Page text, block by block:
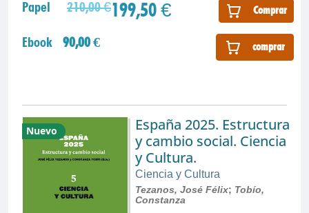
Papel 210,00 €199,50 € Comprar
Ebook 90,00 € comprar
Nuevo
España 2025. Estructura
y cambio social. Ciencia
y Cultura.
Ciencia y Cultura
Tezanos, José Félix; Tobío,
Constanza